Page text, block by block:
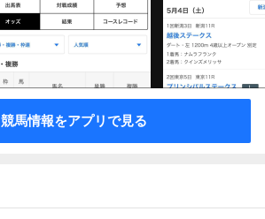
競馬情報をアプリで見る